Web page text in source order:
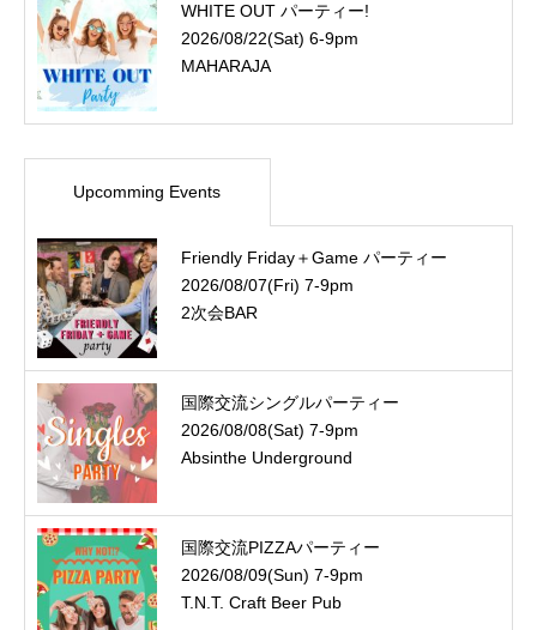
WHITE OUT パーティー!
2026/08/22(Sat) 6-9pm
MAHARAJA
Upcomming Events
Friendly Friday＋Game パーティー
2026/08/07(Fri) 7-9pm
2次会BAR
国際交流シングルパーティー
2026/08/08(Sat) 7-9pm
Absinthe Underground
国際交流PIZZAパーティー
2026/08/09(Sun) 7-9pm
T.N.T. Craft Beer Pub